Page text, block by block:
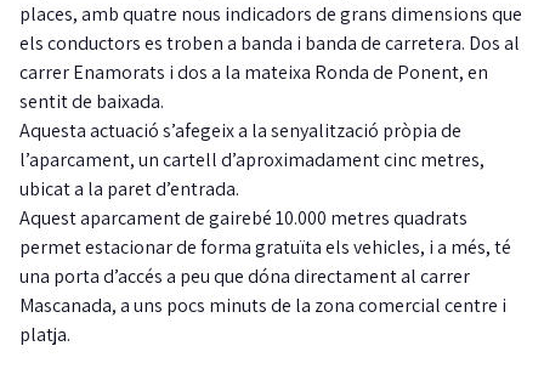
places, amb quatre nous indicadors de grans dimensions que
els conductors es troben a banda i banda de carretera. Dos al
carrer Enamorats i dos a la mateixa Ronda de Ponent, en
sentit de baixada.
Aquesta actuació s’afegeix a la senyalització pròpia de
l’aparcament, un cartell d’aproximadament cinc metres,
ubicat a la paret d’entrada.
Aquest aparcament de gairebé 10.000 metres quadrats
permet estacionar de forma gratuïta els vehicles, i a més, té
una porta d’accés a peu que dóna directament al carrer
Mascanada, a uns pocs minuts de la zona comercial centre i
platja.